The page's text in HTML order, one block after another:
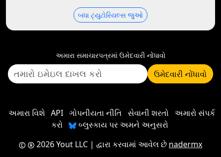
બધા ટ્યુટોરિયલ્સ જુઓ
અમારા સમાચારપત્રમાં ઉમેદવારી નોંધાવો
ઉમેદવારી નોંધાવો
અમારા વિશે API ગોપનીયતા નીતિ સેવાની શરતો અમારો સંપર્ક
કરો
બ્લુસ્કાય પર અમને અનુસરો
2026 Yout LLC | દ્વારા કરવામાં આવેલ છે nadermx